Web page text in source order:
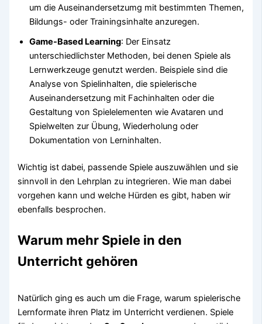
um die Auseinandersetzumg mit bestimmten Themen,
Bildungs- oder Trainingsinhalte anzuregen.
Game-Based Learning: Der Einsatz
unterschiedlichster Methoden, bei denen Spiele als
Lernwerkzeuge genutzt werden. Beispiele sind die
Analyse von Spielinhalten, die spielerische
Auseinandersetzung mit Fachinhalten oder die
Gestaltung von Spielelementen wie Avataren und
Spielwelten zur Übung, Wiederholung oder
Dokumentation von Lerninhalten.
Wichtig ist dabei, passende Spiele auszuwählen und sie
sinnvoll in den Lehrplan zu integrieren. Wie man dabei
vorgehen kann und welche Hürden es gibt, haben wir
ebenfalls besprochen.
Warum mehr Spiele in den
Unterricht gehören
Natürlich ging es auch um die Frage, warum spielerische
Lernformate ihren Platz im Unterricht verdienen. Spiele